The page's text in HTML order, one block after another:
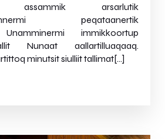
assammik arsarlutik
peqataanertik
Unamminermi immikkoortup
Nunaat aallartilluaqaaq.
minutsit siulliit tallimat[…]